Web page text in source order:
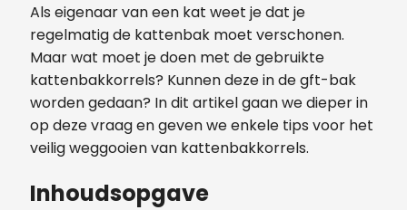
Als eigenaar van een kat weet je dat je
regelmatig de kattenbak moet verschonen.
Maar wat moet je doen met de gebruikte
kattenbakkorrels? Kunnen deze in de gft-bak
worden gedaan? In dit artikel gaan we dieper in
op deze vraag en geven we enkele tips voor het
veilig weggooien van kattenbakkorrels.
Inhoudsopgave